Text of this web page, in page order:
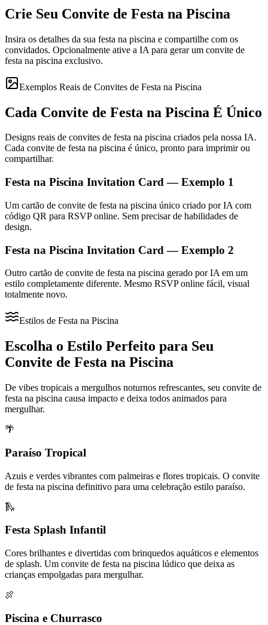
Crie Seu Convite de Festa na Piscina
Insira os detalhes da sua festa na piscina e compartilhe com os
convidados. Opcionalmente ative a IA para gerar um convite de
festa na piscina exclusivo.
Exemplos Reais de Convites de Festa na Piscina
Cada Convite de Festa na Piscina É Único
Designs reais de convites de festa na piscina criados pela nossa IA.
Cada convite de festa na piscina é único, pronto para imprimir ou
compartilhar.
Festa na Piscina Invitation Card — Exemplo 1
Um cartão de convite de festa na piscina único criado por IA com
código QR para RSVP online. Sem precisar de habilidades de
design.
Festa na Piscina Invitation Card — Exemplo 2
Outro cartão de convite de festa na piscina gerado por IA em um
estilo completamente diferente. Mesmo RSVP online fácil, visual
totalmente novo.
Estilos de Festa na Piscina
Escolha o Estilo Perfeito para Seu
Convite de Festa na Piscina
De vibes tropicais a mergulhos noturnos refrescantes, seu convite de
festa na piscina causa impacto e deixa todos animados para
mergulhar.
🌴
Paraíso Tropical
Azuis e verdes vibrantes com palmeiras e flores tropicais. O convite
de festa na piscina definitivo para uma celebração estilo paraíso.
🛝
Festa Splash Infantil
Cores brilhantes e divertidas com brinquedos aquáticos e elementos
de splash. Um convite de festa na piscina lúdico que deixa as
crianças empolgadas para mergulhar.
🍖
Piscina e Churrasco